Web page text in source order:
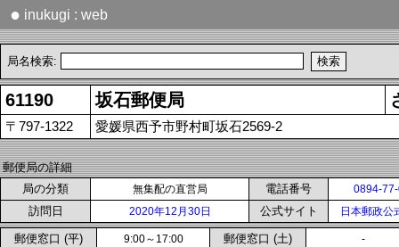
● inukugi : web
局名検索:
61190 坂石郵便局
〒797-1322 愛媛県西予市野村町坂石2569-2
郵便局の詳細
局の分類
無集配の直営局 電話番号 0894-
訪問日 2020年12月30日 公式サイト 日本郵政公
郵便窓口 (平) 9:00～17:00 郵便窓口 (土) -